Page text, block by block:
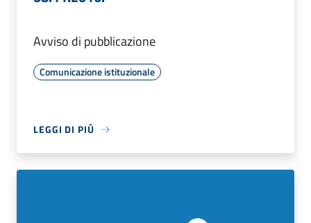
Avviso di pubblicazione
Comunicazione istituzionale
LEGGI DI PIÙ